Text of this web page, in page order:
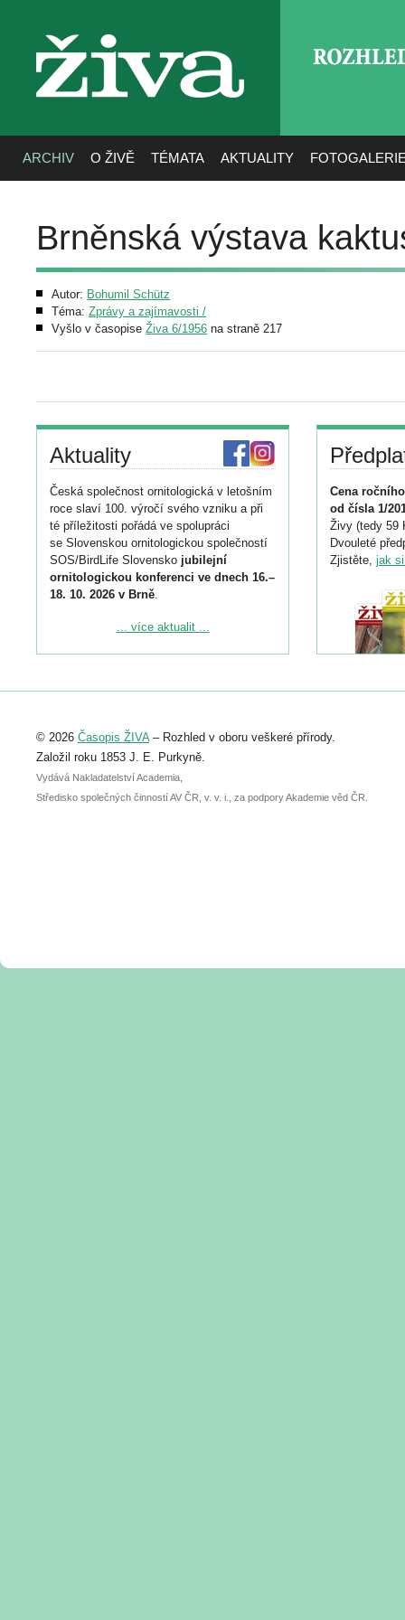
živa
ARCHIV O ŽIVĚ TÉMATA AKTUALITY
Brněnská výstava
Autor: Bohumil Schütz
Téma: Zprávy a zajímavosti /
Vyšlo v časopise Živa 6/1956 na straně 217
Aktuality
Česká společnost ornitologická v letošním
roce slaví 100. výročí svého vzniku a při
té příležitosti pořádá ve spolupráci
se Slovenskou ornitologickou společností
SOS/BirdLife Slovensko jubilejní
ornitologickou konferenci ve dnech 16.–
18. 10. 2026 v Brně.
Podrobnější informace ke konferenci
Registrovat se můžete do 6. září.
abstraktu přihlášené přednášky nebo
posteru je už 30. června.
... více aktualit ...
Cena
od čísla 1/
Živy (tedy 59
Dvouleté
Zjistěte, jak
© 2026 Časopis ŽIVA– Rozhled v oboru veškeré přírody.
Založil roku 1853 J. E. Purkyně.
Vydává Nakladatelství Academia,
Středisko společných činností AV ČR, v. v. i., za podpory Akademie věd ČR.